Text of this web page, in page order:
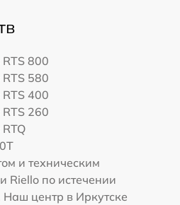
RTS 800
RTS 580
RTS 400
RTS 260
и техническим
Riello по истечении
центр в Иркутске